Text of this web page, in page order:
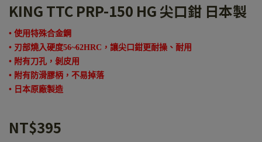
KING TTC PRP-150 HG 尖口鉗 日本製
• 使用特殊合金鋼
• 刃部燒入硬度56~62HRC，讓尖口鉗更耐操、耐用
• 附有刀孔，剝皮用
• 附有防滑膠柄，不易掉落
• 日本原廠製造
NT$395